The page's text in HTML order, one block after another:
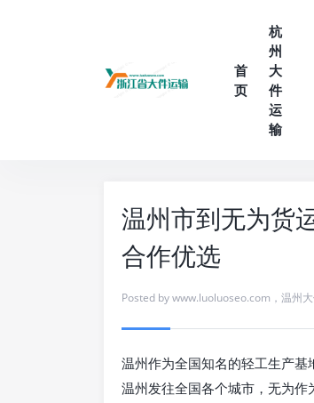
首
页
杭
州
大
件
运
输
温州市到无为货
合作优选
Posted bywww.luoluoseo.com ， 温州
温州作为全国知名的轻工生产
温州发往全国各个城市，无为作